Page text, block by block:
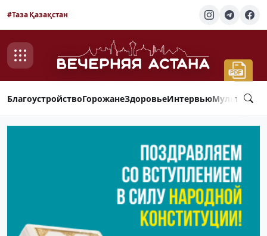
#Таза Қазақстан
БлагоустройствоГорожанеЗдоровьеИнтервью